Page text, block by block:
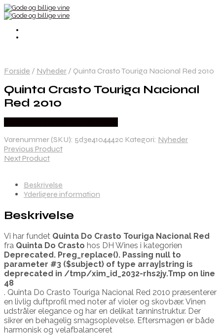
Forside / Nyheder / Quinta Crasto Touriga Nacional Red 2010
Quinta Crasto Touriga Nacional
Red 2010
Varenummer (SKU): 5d3e4104442c Kategori: Nyheder
Previous Product
Next Product
Beskrivelse
Yderligere information
Beskrivelse
Vi har fundet Quinta Do Crasto Touriga Nacional Red
fra Quinta Do Crasto hos DH Wines i kategorien
Deprecated. Preg_replace(). Passing null to
parameter #3 ($subject) of type array|string is
deprecated in /tmp/xim_id_2032-rhs2jy.Tmp on line
48
. Quinta Do Crasto Touriga Nacional Red 2010 præsenterer
en livlig duftprofil med noter af violer og skovbær. Vinen
udstråler elegance og har en delikat tanninstruktur. Der
sikrer en behagelig smagsoplevelse. Eftersmagen er både
harmonisk og velafbalanceret